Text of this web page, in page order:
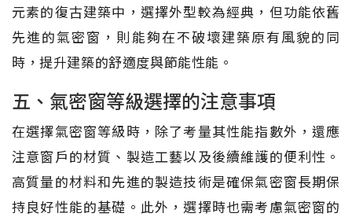
元素的復古建築中，選擇外型較為經典，但功能依舊
先進的氣密窗，則能夠在不破壞建築原有風貌的同
時，提升建築的舒適度與節能性能。
五、氣密窗等級選擇的注意事項
在選擇氣密窗等級時，除了考量其性能指數外，還應
注意窗戶的材質、製造工藝以及後續維護的便利性。
高質量的材料和先進的製造技術是確保氣密窗長期保
持良好性能的基礎。此外，選擇時也需考慮氣密窗的